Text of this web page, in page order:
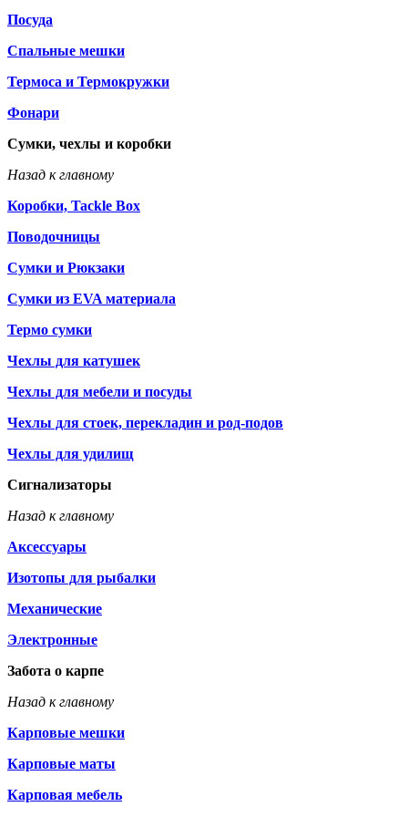
Посуда
Спальные мешки
Термоса и Термокружки
Фонари
Сумки, чехлы и коробки
Назад к главному
Коробки, Tackle Box
Поводочницы
Сумки и Рюкзаки
Сумки из EVA материала
Термо сумки
Чехлы для катушек
Чехлы для мебели и посуды
Чехлы для стоек, перекладин и род-подов
Чехлы для удилищ
Сигнализаторы
Назад к главному
Аксессуары
Изотопы для рыбалки
Механические
Электронные
Забота о карпе
Назад к главному
Карповые мешки
Карповые маты
Карповая мебель